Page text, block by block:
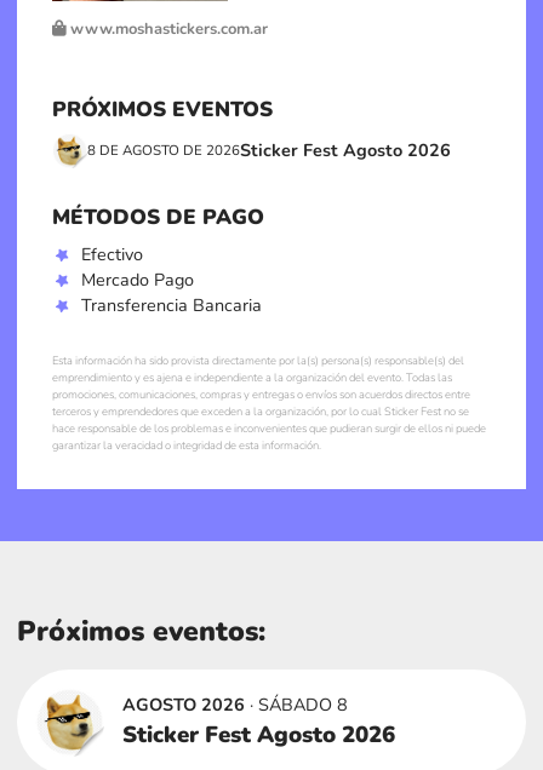
www.moshastickers.com.ar
PRÓXIMOS EVENTOS
8 DE AGOSTO DE 2026Sticker Fest Agosto 2026
MÉTODOS DE PAGO
Efectivo
Mercado Pago
Transferencia Bancaria
Esta información ha sido provista directamente por la(s) persona(s) responsable(s) del
emprendimiento y es ajena e independiente a la organización del evento. Todas las
promociones, comunicaciones, compras y entregas o envíos son acuerdos directos entre
terceros y emprendedores que exceden a la organización, por lo cual Sticker Fest no se
hace responsable de los problemas e inconvenientes que pudieran surgir de ellos ni puede
garantizar la veracidad o integridad de esta información.
Próximos eventos:
AGOSTO 2026 · SÁBADO 8
Sticker Fest Agosto 2026